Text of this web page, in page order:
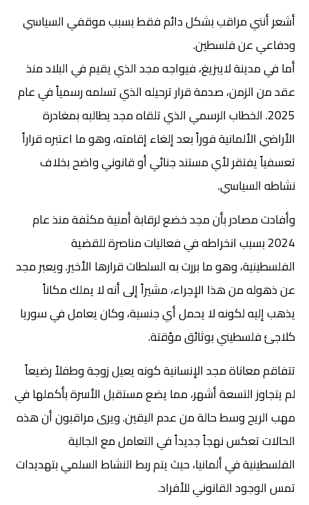
أشعر أنني مراقب بشكل دائم فقط بسبب موقفي السياسي
ودفاعي عن فلسطين.
أما في مدينة لايبزيغ، فيواجه مجد الذي يقيم في البلاد منذ
عقد من الزمن، صدمة قرار ترحيله الذي تسلمه رسمياً في عام
2025. الخطاب الرسمي الذي تلقاه مجد يطالبه بمغادرة
الأراضي الألمانية فوراً بعد إلغاء إقامته، وهو ما اعتبره قراراً
تعسفياً يفتقر لأي مستند جنائي أو قانوني واضح بخلاف
نشاطه السياسي.
وأفادت مصادر بأن مجد خضع لرقابة أمنية مكثفة منذ عام
2024 بسبب انخراطه في فعاليات مناصرة للقضية
الفلسطينية، وهو ما بررت به السلطات قرارها الأخير. ويعبر مجد
عن ذهوله من هذا الإجراء، مشيراً إلى أنه لا يملك مكاناً
يذهب إليه لكونه لا يحمل أي جنسية، وكان يعامل في سوريا
كلاجئ فلسطيني بوثائق مؤقتة.
تتفاقم معاناة مجد الإنسانية كونه يعيل زوجة وطفلاً رضيعاً
لم يتجاوز التسعة أشهر، مما يضع مستقبل الأسرة بأكملها في
مهب الريح وسط حالة من عدم اليقين. ويرى مراقبون أن هذه
الحالات تعكس نهجاً جديداً في التعامل مع الجالية
الفلسطينية في ألمانيا، حيث يتم ربط النشاط السلمي بتهديدات
تمس الوجود القانوني للأفراد.